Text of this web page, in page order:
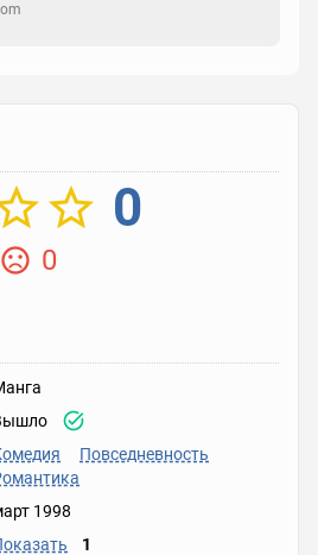
0
0
Повседневность
1998
1